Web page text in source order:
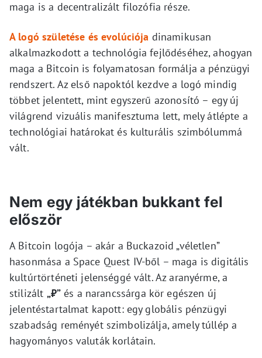
maga is a decentralizált filozófia része.
A logó születése és evolúciója dinamikusan
alkalmazkodott a technológia fejlődéséhez, ahogyan
maga a Bitcoin is folyamatosan formálja a pénzügyi
rendszert. Az első napoktól kezdve a logó mindig
többet jelentett, mint egyszerű azonosító – egy új
világrend vizuális manifesztuma lett, mely átlépte a
technológiai határokat és kulturális szimbólummá
vált.
Nem egy játékban bukkant fel
először
A Bitcoin logója – akár a Buckazoid „véletlen”
hasonmása a Space Quest IV-ből – maga is digitális
kultúrtörténeti jelenséggé vált. Az aranyérme, a
stilizált „₿”és a narancssárga kör egészen új
jelentéstartalmat kapott: egy globális pénzügyi
szabadság reményét szimbolizálja, amely túllép a
hagyományos valuták korlátain.